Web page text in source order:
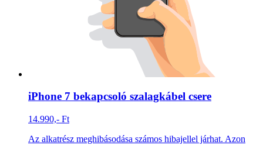
iPhone 7 bekapcsoló szalagkábel csere
14.990,- Ft
Az alkatrész meghibásodása számos hibajellel járhat. Azon